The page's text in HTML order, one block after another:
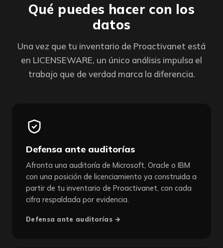
Qué puedes hacer con los
datos
Una vez que tu inventario de Proactivanet está
en LICENSEWARE, un único análisis impulsa el
trabajo que de verdad marca la diferencia.
Defensa ante auditorías
Afronta una auditoría de Microsoft, Oracle o IBM
con una posición de licenciamiento ya construida a
partir de tu inventario de Proactivanet, con cada
cifra respaldada por evidencia.
Defensa ante auditorías →